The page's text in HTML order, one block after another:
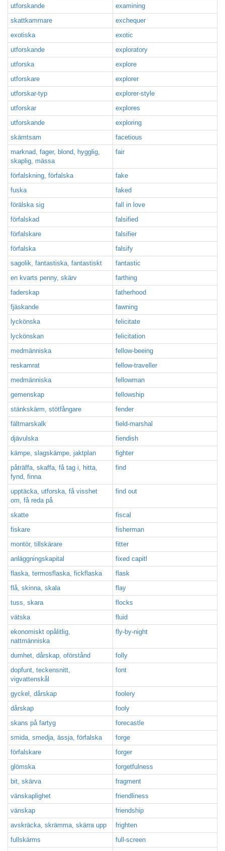
utforskande
examining
skattkammare
exchequer
exotiska
exotic
utforskande
exploratory
utforska
explore
utforskare
explorer
utforskar-typ
explorer-style
utforskar
explores
utforskande
exploring
skämtsam
facetious
marknad, fager, blond, hygglig,
skaplig, mässa
fair
förfalskning, förfalska
fake
fuska
faked
förälska sig
fall in love
förfalskad
falsified
förfalskare
falsifier
förfalska
falsify
sagolik, fantastiska, fantastiskt
fantastic
en kvarts penny, skärv
farthing
faderskap
fatherhood
fjäskande
fawning
lyckönska
felicitate
lyckönskan
felicitation
medmänniska
fellow-beeing
reskamrat
fellow-traveller
medmänniska
fellowman
gemenskap
fellowship
stänkskärm, stötfångare
fender
fältmarskalk
field-marshal
djävulska
fiendish
kämpe, slagskämpe, jaktplan
fighter
påträffa, skaffa, få tag i, hitta,
fynd, finna
find
upptäcka, utforska, få visshet
om, få reda på
find out
skatte
fiscal
fiskare
fisherman
montör, tillskärare
fitter
anläggningskapital
fixed capitl
flaska, termosflaska, fickflaska
flask
flå, skinna, skala
flay
tuss, skara
flocks
vätska
fluid
ekonomiskt opålitlig,
nattmänniska
fly-by-night
dumhet, dårskap, oförstånd
folly
dopfunt, teckensnitt,
vigvattenskål
font
gyckel, dårskap
foolery
dårskap
fooly
skans på fartyg
forecastle
smida, smedja, ässja, förfalska
forge
förfalskare
forger
glömska
forgetfulness
bit, skärva
fragment
vänskaplighet
friendliness
vänskap
friendship
avskräcka, skrämma, skärra upp
frighten
fullskärms
full-screen